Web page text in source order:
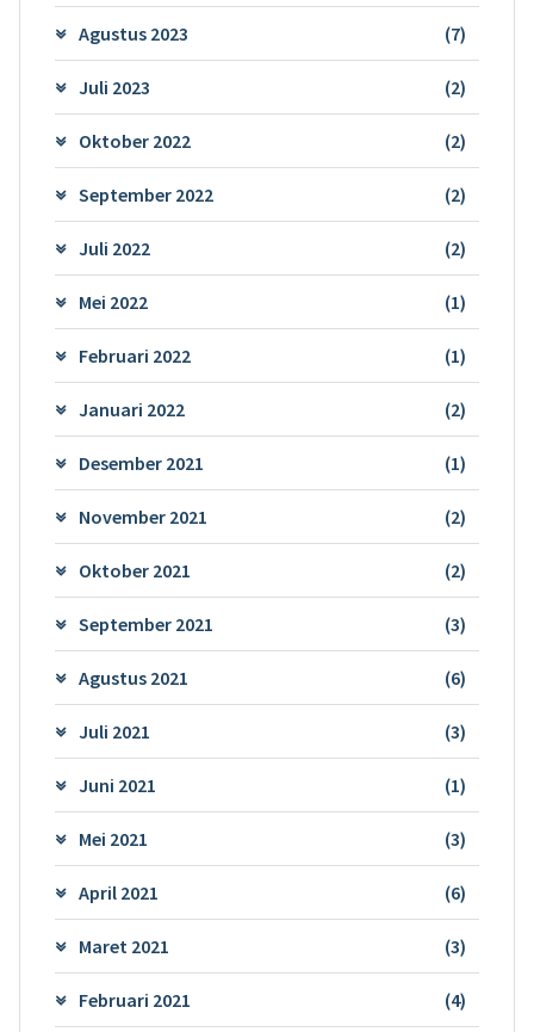
Agustus 2023 (7)
Juli 2023 (2)
Oktober 2022 (2)
September 2022 (2)
Juli 2022 (2)
Mei 2022 (1)
Februari 2022 (1)
Januari 2022 (2)
Desember 2021 (1)
November 2021 (2)
Oktober 2021 (2)
September 2021 (3)
Agustus 2021 (6)
Juli 2021 (3)
Juni 2021 (1)
Mei 2021 (3)
April 2021 (6)
Maret 2021 (3)
Februari 2021 (4)